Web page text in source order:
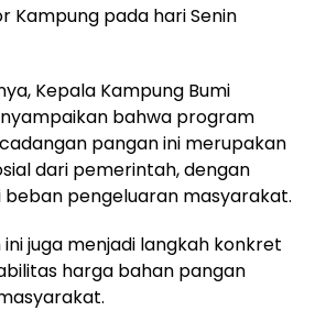
Kampung pada hari Senin
Kepala Kampung Bumi
bahwa program
pangan ini merupakan
dari pemerintah, dengan
beban pengeluaran masyarakat.
juga menjadi langkah konkret
harga bahan pangan